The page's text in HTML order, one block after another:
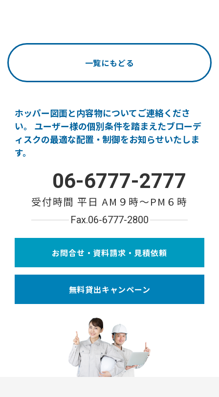
一覧にもどる
ホッパー図面と内容物についてご連絡くださ
い。
ユーザー様の個別条件を踏まえたブローデ
ィスクの最適な配置・制御をお知らせいたしま
す。
06-6777-2777
受付時間 平日 AM９時〜PM６時
Fax.06-6777-2800
お問合せ・資料請求・見積依頼
無料貸出キャンペーン